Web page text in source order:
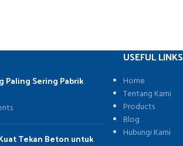
Paling Sering Pabrik
Tekan Beton untuk
USEFUL LINKS
Home
Tentang Kami
Products
Blog
Hubungi Kami